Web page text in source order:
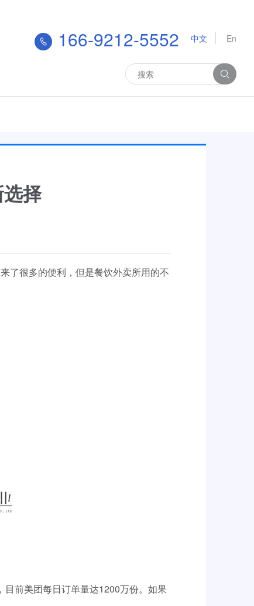
166-9212-5552 中文 En
择
了很多的便利，但是餐饮外卖所用的不
前美团每日订单量达1200万份。如果